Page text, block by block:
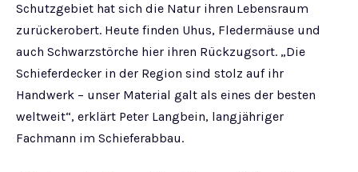
Schutzgebiet hat sich die Natur ihren Lebensraum
zurückerobert. Heute finden Uhus, Fledermäuse und
auch Schwarzstörche hier ihren Rückzugsort. „Die
Schieferdecker in der Region sind stolz auf ihr
Handwerk – unser Material galt als eines der besten
weltweit“, erklärt Peter Langbein, langjähriger
Fachmann im Schieferabbau.